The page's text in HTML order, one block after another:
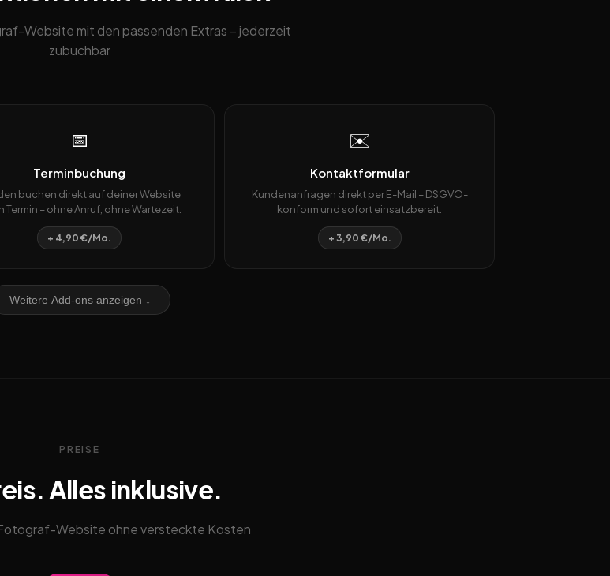
Website mit den passenden Extras – jederzeit
zubuchbar
📅
Terminbuchung
buchen direkt auf deiner Website
Termin – ohne Anruf, ohne Wartezeit.
+ 4,90 €/Mo.
✉️
Kontaktformular
Kundenanfragen direkt per E-Mail – DSGVO-
konform und sofort einsatzbereit.
+ 3,90 €/Mo.
Weitere Add-ons anzeigen ↓
PREISE
Alles inklusive.
Website ohne versteckte Kosten